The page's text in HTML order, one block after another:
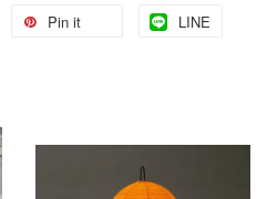
Pin it LINE